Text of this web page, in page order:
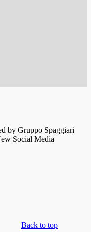
by Gruppo Spaggiari
Social Media
Back to top